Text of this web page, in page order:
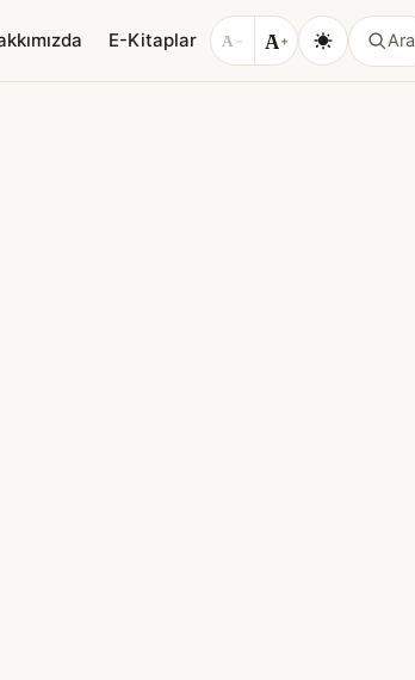
E-Kitaplar A − A+ Ara